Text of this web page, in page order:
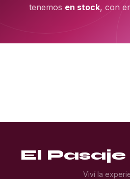
tenemos en stock, con
El
Viví la